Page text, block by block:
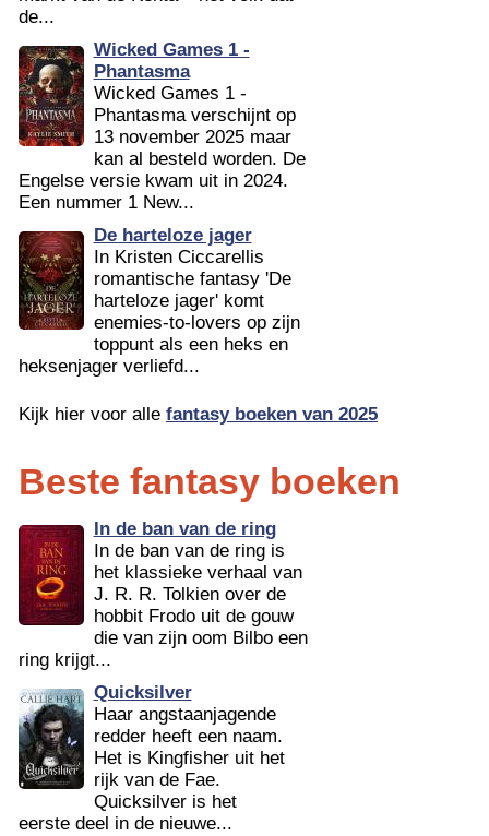
de...
Wicked Games 1 -
Phantasma
Wicked Games 1 -
Phantasma verschijnt op
13 november 2025 maar
kan al besteld worden. De
Engelse versie kwam uit in 2024.
Een nummer 1 New...
De harteloze jager
In Kristen Ciccarellis
romantische fantasy 'De
harteloze jager' komt
enemies-to-lovers op zijn
toppunt als een heks en
heksenjager verliefd...
Kijk hier voor alle fantasy boeken van 2025
Beste fantasy boeken
In de ban van de ring
In de ban van de ring is
het klassieke verhaal van
J. R. R. Tolkien over de
hobbit Frodo uit de gouw
die van zijn oom Bilbo een
ring krijgt...
Quicksilver
Haar angstaanjagende
redder heeft een naam.
Het is Kingfisher uit het
rijk van de Fae.
Quicksilver is het
eerste deel in de nieuwe...